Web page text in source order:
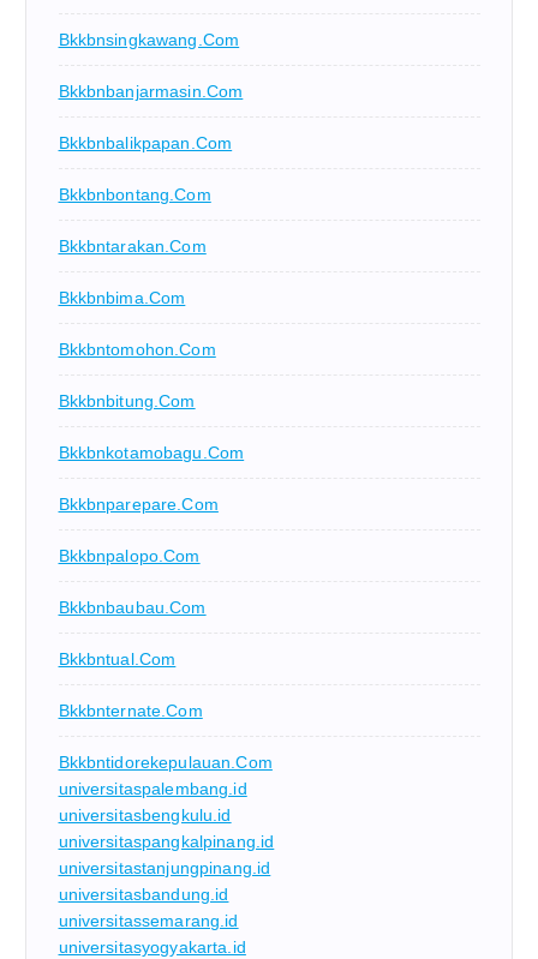
Bkkbnsingkawang.com
Bkkbnbanjarmasin.com
Bkkbnbalikpapan.com
Bkkbnbontang.com
Bkkbntarakan.com
Bkkbnbima.com
Bkkbntomohon.com
Bkkbnbitung.com
Bkkbnkotamobagu.com
Bkkbnparepare.com
Bkkbnpalopo.com
Bkkbnbaubau.com
Bkkbntual.com
Bkkbnternate.com
Bkkbntidorekepulauan.com
universitaspalembang.id
universitasbengkulu.id
universitaspangkalpinang.id
universitastanjungpinang.id
universitasbandung.id
universitassemarang.id
universitasyogyakarta.id